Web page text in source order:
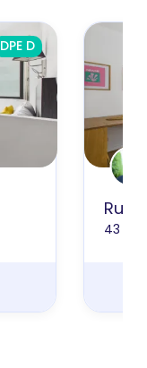
DPE D
Rue
43 m²